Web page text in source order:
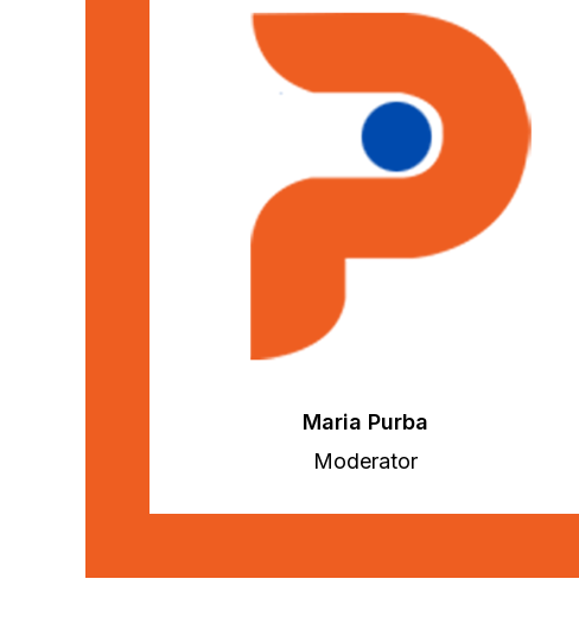
Maria Purba
Moderator